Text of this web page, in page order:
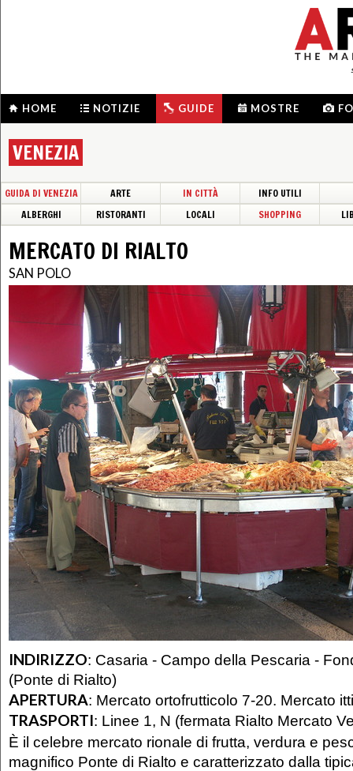
HOME NOTIZIE GUIDE MOSTRE
VENEZIA
GUIDA DI VENEZIA ARTE IN CITTÀ
INFO UTILI
ALBERGHI
RISTORANTI LOCALI SHOPPING
MERCATO DI RIALTO
SAN POLO
INDIRIZZO: Casaria - Campo della Pescaria -
(Ponte di Rialto)
APERTURA: Mercato ortofrutticolo 7-20. Mercato
TRASPORTI: Linee 1, N (fermata Rialto Mercato
È il celebre mercato rionale di frutta, verdura e
magnifico Ponte di Rialto e caratterizzato dalla